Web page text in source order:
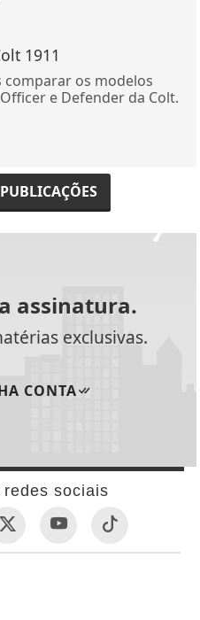
1911
comparar os modelos
e Defender da Colt.
assinatura.
exclusivas.
CONTA
sociais